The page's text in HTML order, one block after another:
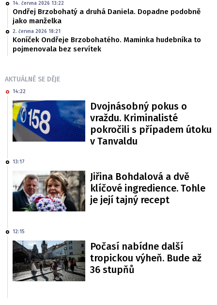
14. června 2026 13:22
Ondřej Brzobohatý a druhá Daniela. Dopadne podobně
jako manželka
2. června 2026 18:21
Koníček Ondřeje Brzobohatého. Maminka hudebníka to
pojmenovala bez servítek
AKTUÁLNĚ SE DĚJE
14:22
Dvojnásobný pokus o
vraždu. Kriminalisté
pokročili s případem útoku
v Tanvaldu
13:17
Jiřina Bohdalová a dvě
klíčové ingredience. Tohle
je její tajný recept
12:15
Počasí nabídne další
tropickou výheň. Bude až
36 stupňů